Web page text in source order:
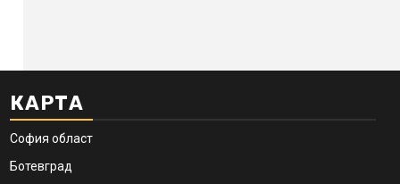
КАРТА
София област
Ботевград